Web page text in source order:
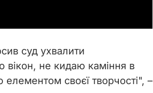
суд ухвалити
не кидаю каміння в
своєї творчості", –